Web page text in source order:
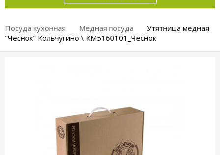
Посуда кухонная Медная посуда
Утятница медная
"Чеснок" Кольчугино \ КМ5160101_Чеснок